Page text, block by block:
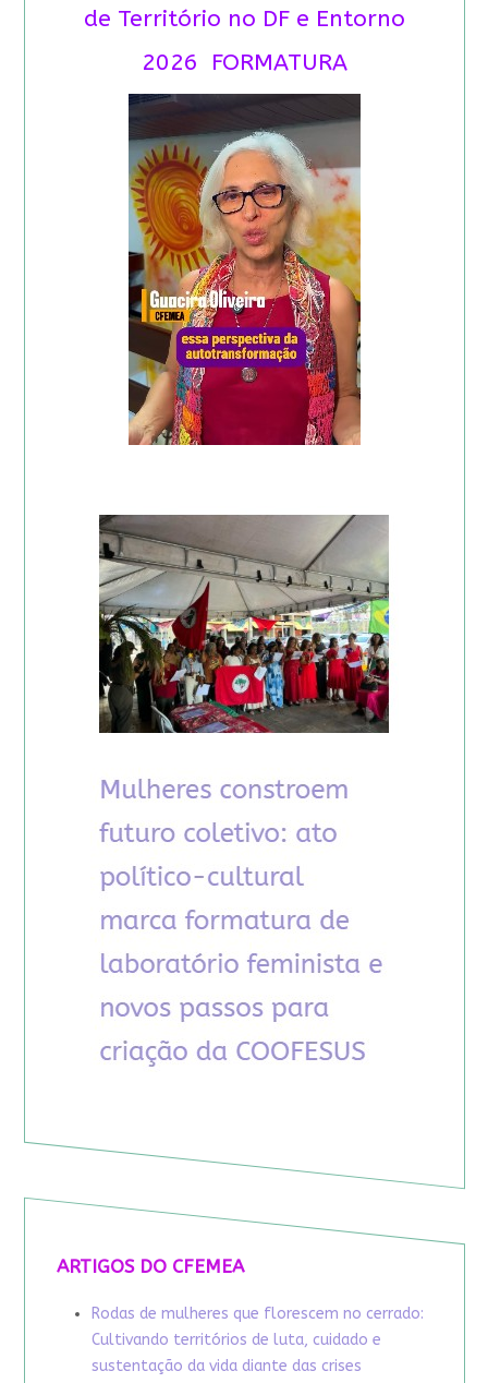
de Território no DF e Entorno
2026 FORMATURA
ARTIGOS DO CFEMEA
Rodas de mulheres que florescem no cerrado:
Cultivando territórios de luta, cuidado e
sustentação da vida diante das crises